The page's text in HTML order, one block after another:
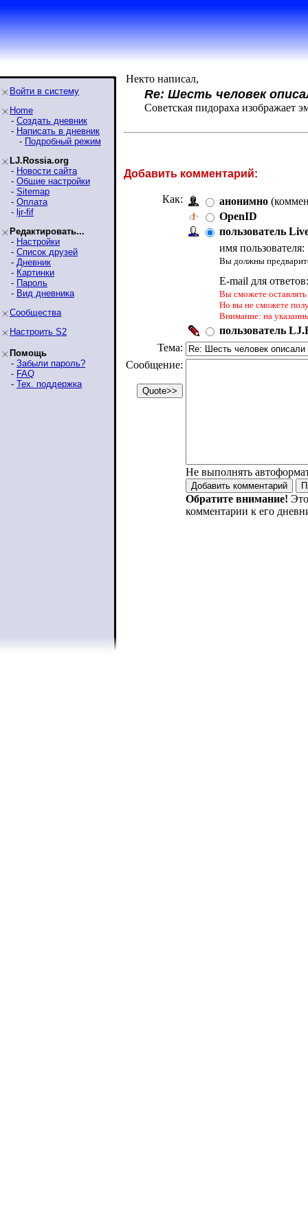
Войти в систему
Home
- Создать дневник
- Написать в дневник
- Подробный режим
LJ.Rossia.org
- Новости сайта
- Общие настройки
- Sitemap
- Оплата
- ljr-fif
Редактировать...
- Настройки
- Список друзей
- Дневник
- Картинки
- Пароль
- Вид дневника
Сообщества
Настроить S2
Помощь
- Забыли пароль?
- FAQ
- Тех. поддержка
Некто написал,
Re: Шесть человек
Советская пидораха изображает
Добавить комментарий:
Как: анонимно
OpenID
пользователь
имя пользователя:
Вы должны
E-mail для
Вы сможете
Но вы не сможете
Внимание: на
пользователь
Тема:
Сообщение:
Не выполнять
Обратите внимание!
комментарии к его